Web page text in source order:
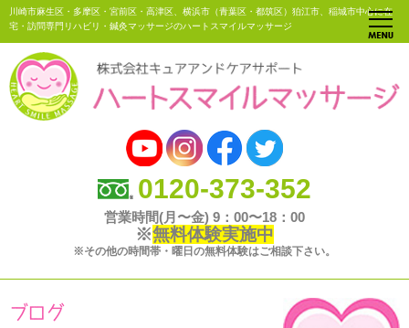
川崎市麻生区・多摩区・宮前区・高津区、横浜市（青葉区・都筑区）狛江市、稲城市中心に在
宅・訪問専門リハビリ・鍼灸マッサージのハートスマイルマッサージ
0120-373-352
営業時間(月〜金) 9：00〜18：00
※無料体験実施中
※その他の時間帯・曜日の無料体験はご相談下さい。
ブログ